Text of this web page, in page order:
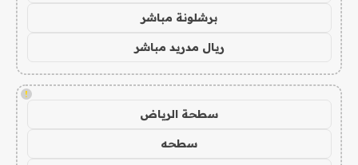
برشلونة مباشر
ريال مدريد مباشر
!
سطحة الرياض
سطحه